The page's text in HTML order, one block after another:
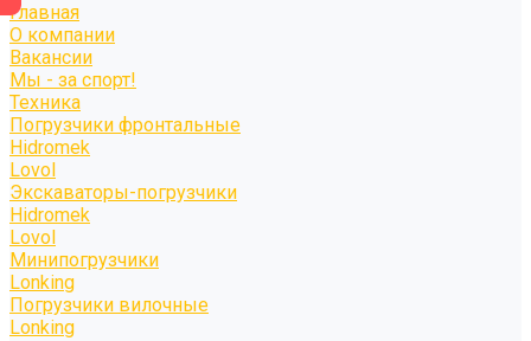
Главная
О компании
Вакансии
Мы - за спорт!
Техника
Погрузчики фронтальные
Hidromek
Lovol
Экскаваторы-погрузчики
Hidromek
Lovol
Минипогрузчики
Lonking
Погрузчики вилочные
Lonking